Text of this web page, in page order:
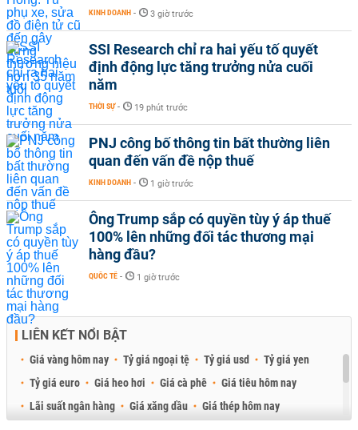
KINH DOANH - 3 giờ trước
SSI Research chỉ ra hai yếu tố quyết
định động lực tăng trưởng nửa cuối
năm
THỜI SỰ - 19 phút trước
PNJ công bố thông tin bất thường liên
quan đến vấn đề nộp thuế
KINH DOANH - 1 giờ trước
Ông Trump sắp có quyền tùy ý áp thuế
100% lên những đối tác thương mại
hàng đầu?
QUỐC TẾ - 1 giờ trước
LIÊN KẾT NỔI BẬT
Giá vàng hôm nay Tỷ giá ngoại tệ Tỷ giá usd
Tỷ giá yen
Tỷ giá euro
Giá heo hơi Giá cà phê
Giá tiêu hôm nay
Lãi suất ngân hàng
Giá xăng dầu
Giá thép hôm nay